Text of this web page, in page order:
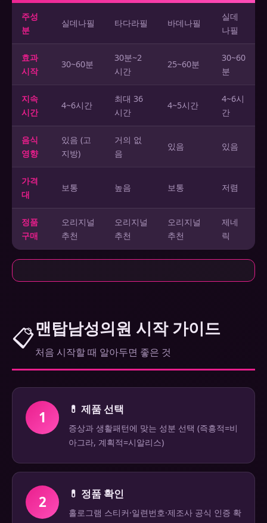
주성
분
실데나필 타다라필 바데나필
실데
나필
효과
시작
30~60분
30분~2
시간
25~60분
30~60
분
지속
시간
4~6시간
최대 36
시간
4~5시간
4~6시
간
음식
영향
있음 (고
지방)
거의 없
음
있음 있음
가격
대
보통 높음 보통 저렴
정품
구매
오리지널
추천
오리지널
추천
오리지널
추천
제네
릭
📋맨탑남성의원 시작 가이드
처음 시작할 때 알아두면 좋은 것
1 💊 제품 선택
증상과 생활패턴에 맞는 성분 선택 (즉흥적=비
아그라, 계획적=시알리스)
2 💊 정품 확인
홀로그램 스티커·일련번호·제조사 공식 인증 확